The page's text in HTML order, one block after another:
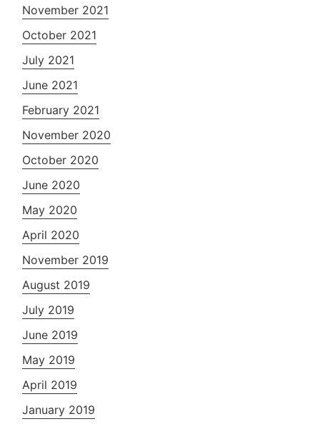
November 2021
October 2021
July 2021
June 2021
February 2021
November 2020
October 2020
June 2020
May 2020
April 2020
November 2019
August 2019
July 2019
June 2019
May 2019
April 2019
January 2019